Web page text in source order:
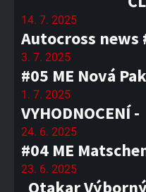
14. 7. 2025
Autocross news
3. 7. 2025
#05 ME Nová
1. 7. 2025
VYHODNOCENÍ -
24. 6. 2025
#04 ME
23. 6. 2025
Otakar